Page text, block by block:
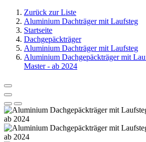
Zurück zur Liste
Aluminium Dachträger mit Laufsteg
Startseite
Dachgepäckträger
Aluminium Dachträger mit Laufsteg
Aluminium Dachgepäckträger mit
Master - ab 2024